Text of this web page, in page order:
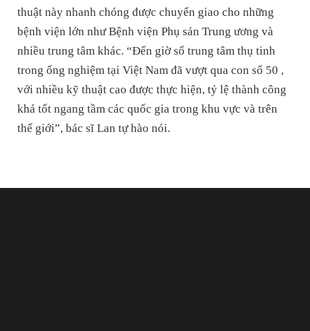
thuật này nhanh chóng được chuyển giao cho những
bệnh viện lớn như Bệnh viện Phụ sản Trung ương và
nhiều trung tâm khác. “Đến giờ số trung tâm thụ tinh
trong ống nghiệm tại Việt Nam đã vượt qua con số 50 ,
với nhiều kỹ thuật cao được thực hiện, tỷ lệ thành công
khá tốt ngang tầm các quốc gia trong khu vực và trên
thế giới”, bác sĩ Lan tự hào nói.